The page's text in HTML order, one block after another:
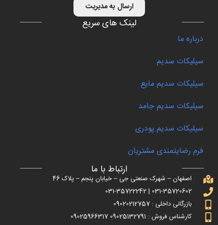
ارسال به مدیریت
لینک های سریع
درباره ما
سیلیکات سدیم
سیلیکات سدیم مایع
سیلیکات سدیم جامد
سیلیکات سدیم پودری
فرم رضایتمندی مشتریان
ارتباط با ما
اصفهان – شهرک صنعتی جی – خیابان پنجم – پلاک 46
031-35720602 | 031-35722242
بازرگانی داخلی : 09020212757
کارشناس فروش : 09025132791 09025966317